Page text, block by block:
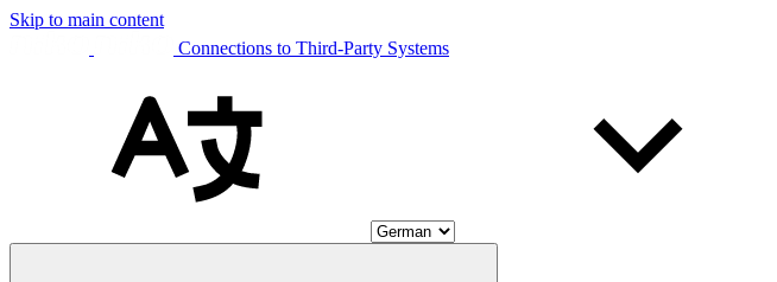
Skip to main content
Connections to Third-Party Systems